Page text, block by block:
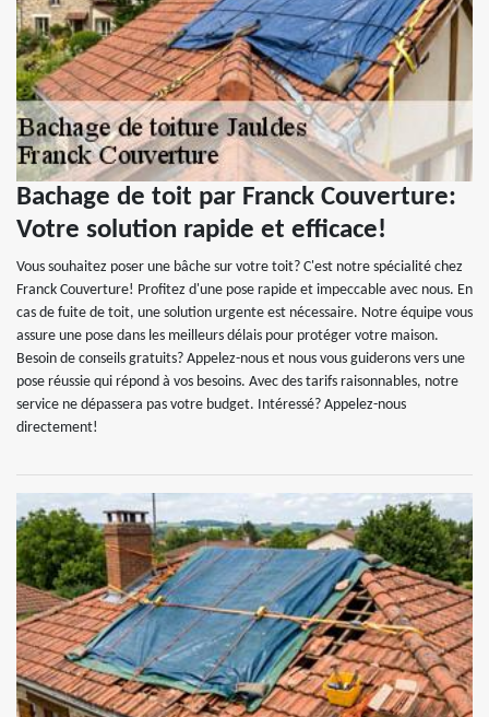
Bachage de toit par Franck Couverture:
Votre solution rapide et efficace!
Vous souhaitez poser une bâche sur votre toit? C'est notre spécialité chez
Franck Couverture! Profitez d'une pose rapide et impeccable avec nous. En
cas de fuite de toit, une solution urgente est nécessaire. Notre équipe vous
assure une pose dans les meilleurs délais pour protéger votre maison.
Besoin de conseils gratuits? Appelez-nous et nous vous guiderons vers une
pose réussie qui répond à vos besoins. Avec des tarifs raisonnables, notre
service ne dépassera pas votre budget. Intéressé? Appelez-nous
directement!